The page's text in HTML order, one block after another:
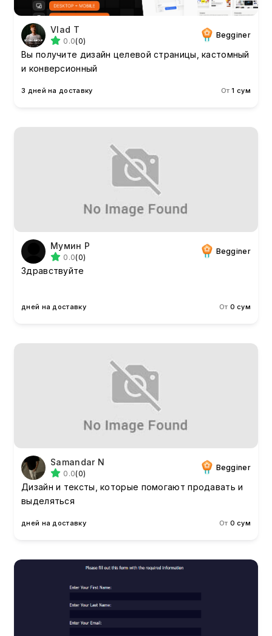
Vlad T
0.0(0)
Begginer
Вы получите дизайн целевой страницы, кастомный
и конверсионный
3 дней на доставку От1 сум
Мумин Р
0.0(0)
Begginer
Здравствуйте
дней на доставку От 0 сум
Samandar N
0.0(0)
Begginer
Дизайн и тексты, которые помогают продавать и
выделяться
дней на доставку От 0 сум